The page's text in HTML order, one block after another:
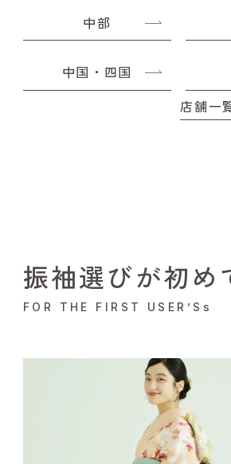
中部
中国・四国
店舗一
振袖選びが初め
FOR THE FIRST USER’Ss